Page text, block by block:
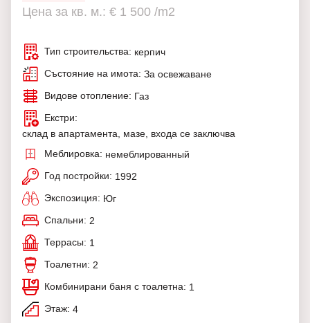
Цена за кв. м.: € 1 500 /m2
Тип строительства: керпич
Състояние на имота: За освежаване
Видове отопление: Газ
Екстри:
склад в апартамента, мазе, входа се заключва
Меблировка: немеблированный
Год постройки: 1992
Экспозиция: Юг
Спальни: 2
Террасы: 1
Тоалетни: 2
Комбинирани баня с тоалетна: 1
Этаж: 4